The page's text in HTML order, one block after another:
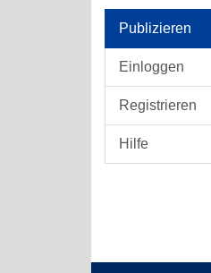
Publizieren
Einloggen
Registrieren
Hilfe